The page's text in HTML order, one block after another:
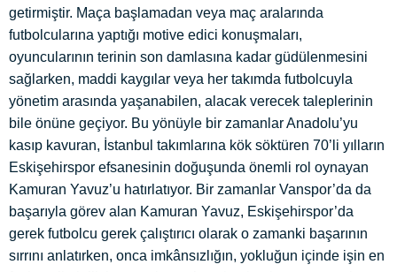
getirmiştir. Maça başlamadan veya maç aralarında
futbolcularına yaptığı motive edici konuşmaları,
oyuncularının terinin son damlasına kadar güdülenmesini
sağlarken, maddi kaygılar veya her takımda futbolcuyla
yönetim arasında yaşanabilen, alacak verecek taleplerinin
bile önüne geçiyor. Bu yönüyle bir zamanlar Anadolu’yu
kasıp kavuran, İstanbul takımlarına kök söktüren 70’li yılların
Eskişehirspor efsanesinin doğuşunda önemli rol oynayan
Kamuran Yavuz’u hatırlatıyor. Bir zamanlar Vanspor’da da
başarıyla görev alan Kamuran Yavuz, Eskişehirspor’da
gerek futbolcu gerek çalıştırıcı olarak o zamanki başarının
sırrını anlatırken, onca imkânsızlığın, yokluğun içinde işin en